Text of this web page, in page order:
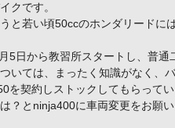
クです。
と若い頃50ccのホンダリードに
5日から教習所スタートし、普通
いては、まったく知識がなく、
を契約しストックしてもらって
？とninja400に車両変更をお願い